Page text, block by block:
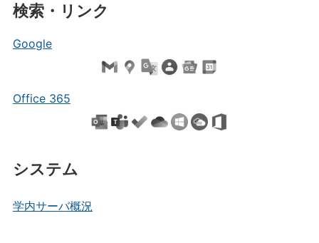
検索・リンク
Google
Office 365
システム
学内サーバ概況